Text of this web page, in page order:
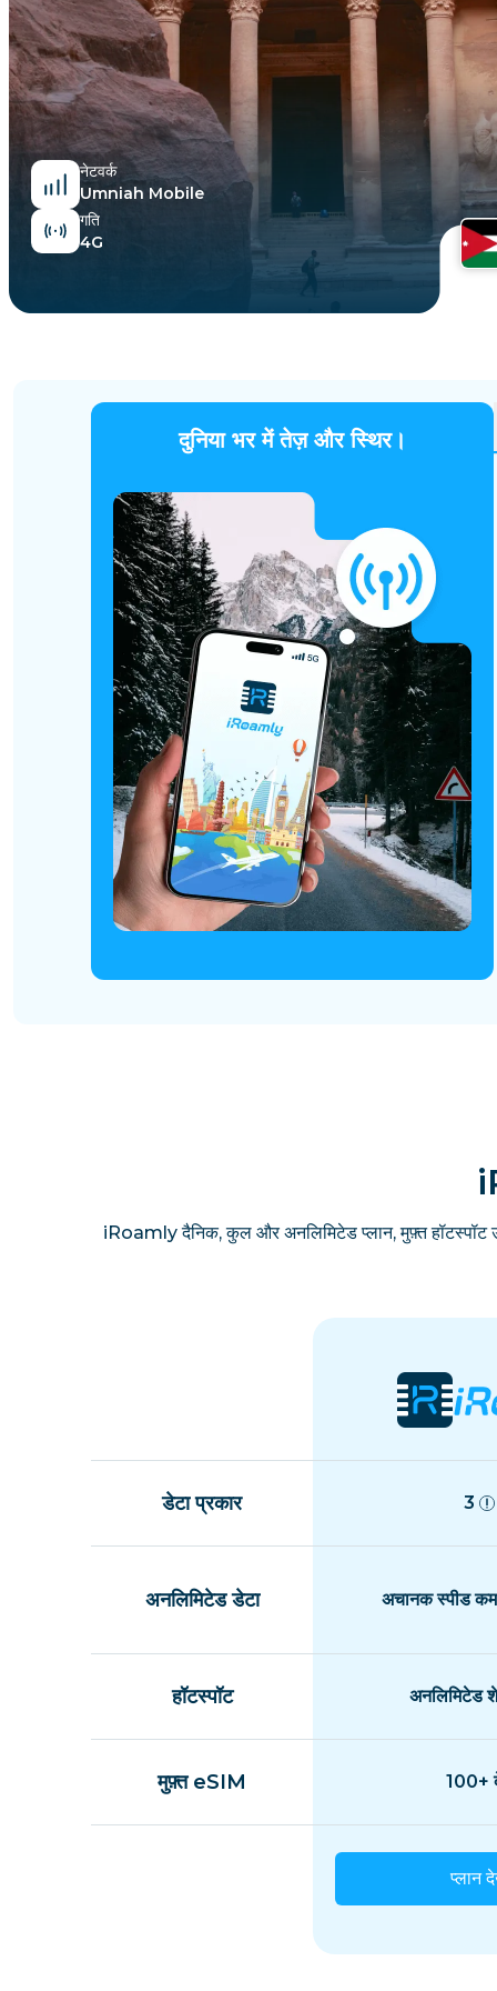
नेटवर्क
Umniah Mobile
गति
4G
दुनिया भर में तेज़ और स्थिर।
iRoamly दैनिक, कुल और अनलिमिटेड प्लान, मुफ़्त
डेटा प्रकार 3
अनलिमिटेड डेटा अचानक स्पीड कम
हॉटस्पॉट अनलिमिटेड
मुफ़्त eSIM 100+
प्लान